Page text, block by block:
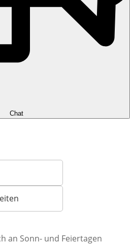
Chat
an Sonn- und Feiertagen